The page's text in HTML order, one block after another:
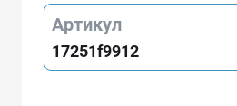
Артикул
17251f9912